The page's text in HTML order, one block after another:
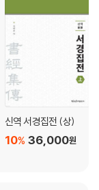
신역 서경집전 (상)
36,000원
10%